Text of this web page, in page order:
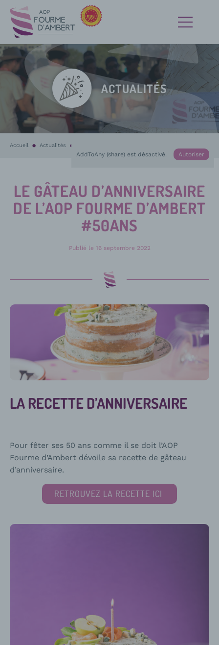
ACTUALITÉS
Accueil Actualités
AddToAny (share) est désactivé. Autoriser
LE GÂTEAU D’ANNIVERSAIRE
DE L’AOP FOURME D’AMBERT
#50ANS
Publié le 16 septembre 2022
LA RECETTE D’ANNIVERSAIRE
Pour fêter ses 50 ans comme il se doit l’AOP
Fourme d’Ambert dévoile sa recette de gâteau
d’anniversaire.
RETROUVEZ LA RECETTE ICI